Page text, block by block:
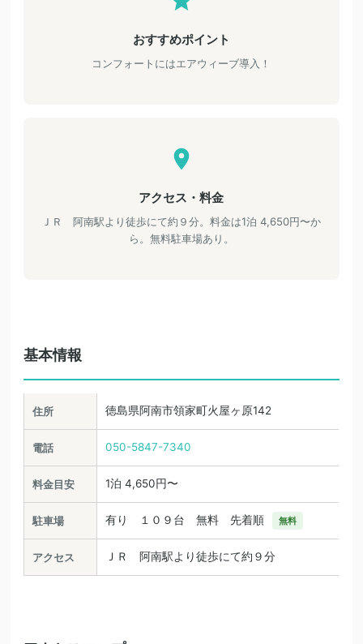
おすすめポイント
コンフォートにはエアウィーブ導入！
アクセス・料金
ＪＲ 阿南駅より徒歩にて約９分。料金は1泊 4,650円〜か
ら。無料駐車場あり。
基本情報
住所 徳島県阿南市領家町火屋ヶ原142
電話 050-5847-7340
料金目安 1泊 4,650円〜
駐車場 有り １０９台 無料 先着順 無料
アクセス ＪＲ 阿南駅より徒歩にて約９分